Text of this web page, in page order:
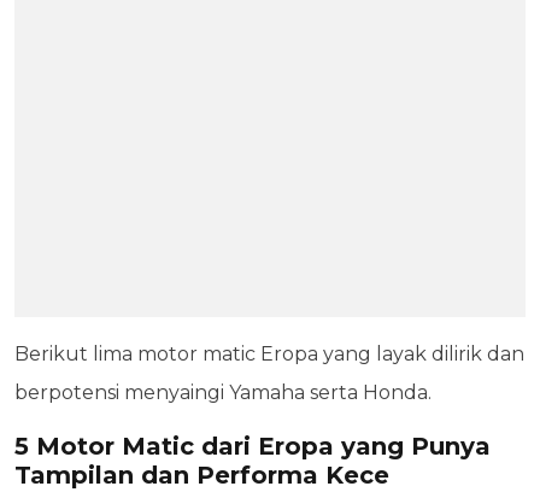
Berikut lima motor matic Eropa yang layak dilirik dan
berpotensi menyaingi Yamaha serta Honda.
5 Motor Matic dari Eropa yang Punya
Tampilan dan Performa Kece